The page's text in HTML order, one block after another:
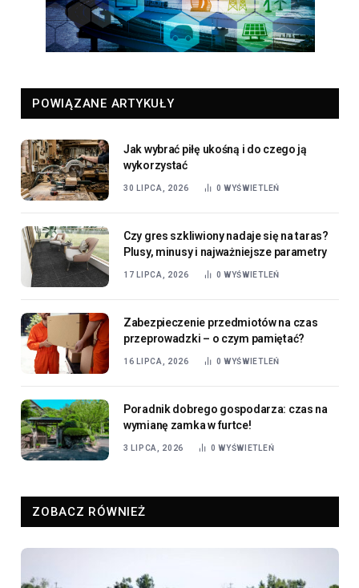
POWIĄZANE ARTYKUŁY
Jak wybrać piłę ukośną i do czego ją
wykorzystać
30 LIPCA, 2026 0 WYŚWIETLEŃ
Czy gres szkliwiony nadaje się na taras?
Plusy, minusy i najważniejsze parametry
17 LIPCA, 2026 0 WYŚWIETLEŃ
Zabezpieczenie przedmiotów na czas
przeprowadzki – o czym pamiętać?
16 LIPCA, 2026 0 WYŚWIETLEŃ
Poradnik dobrego gospodarza: czas na
wymianę zamka w furtce!
3 LIPCA, 2026 0WYŚWIETLEŃ
ZOBACZ RÓWNIEŻ